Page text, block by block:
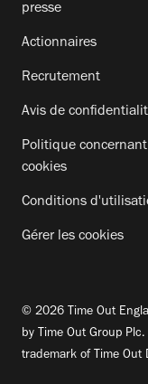
presse
Actionnaires
Recrutement
Avis de
Politique
cookies
Conditions
Gérer les cookies
© 2026 Time Out
by Time Out Group
trademark of Time Out